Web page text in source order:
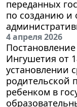
переданных
по созданию и
4 апреля 2026
Ингушетия от
установлении
родительской
ребенком в